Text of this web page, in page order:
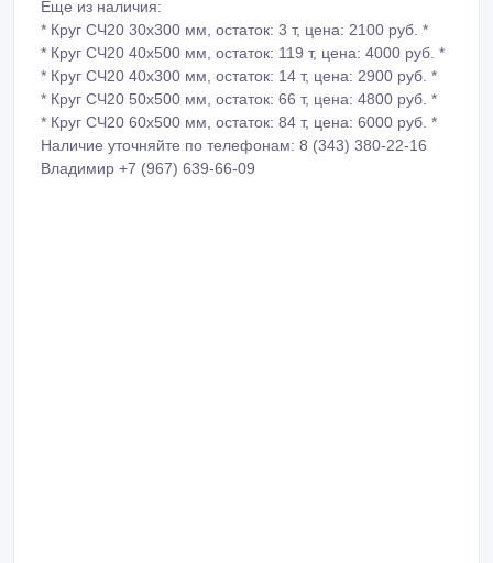
Еще из наличия:
* Круг СЧ20 30х300 мм, остаток: 3 т, цена: 2100 руб. *
* Круг СЧ20 40х500 мм, остаток: 119 т, цена: 4000 руб. *
* Круг СЧ20 40х300 мм, остаток: 14 т, цена: 2900 руб. *
* Круг СЧ20 50х500 мм, остаток: 66 т, цена: 4800 руб. *
* Круг СЧ20 60х500 мм, остаток: 84 т, цена: 6000 руб. *
Наличие уточняйте по телефонам: 8 (343) 380-22-16
Владимир +7 (967) 639-66-09